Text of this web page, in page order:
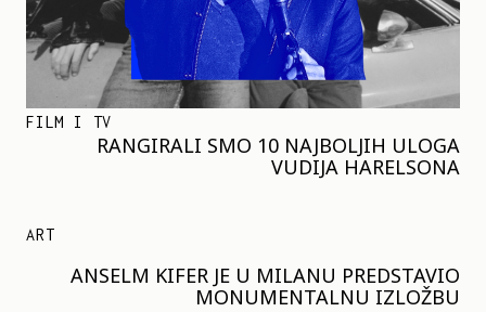
FILM I TV
RANGIRALI SMO 10 NAJBOLJIH ULOGA
VUDIJA HARELSONA
ART
ANSELM KIFER JE U MILANU PREDSTAVIO
MONUMENTALNU IZLOŽBU